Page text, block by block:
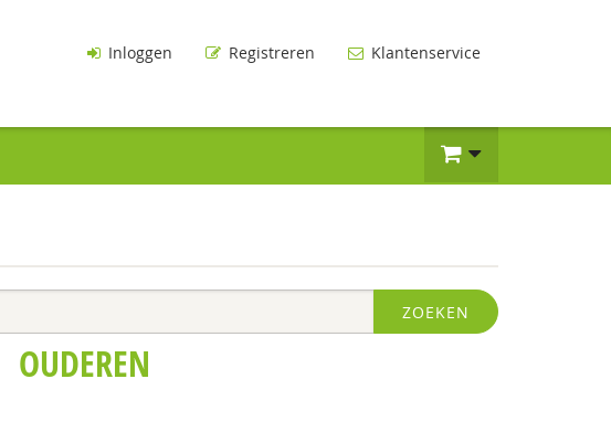
Inloggen Registreren Klantenservice
ZOEKEN
OUDEREN